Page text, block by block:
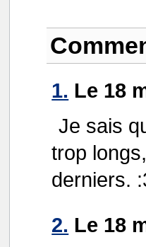
1. Le 18
Je sais
trop
derniers.
2. Le 18